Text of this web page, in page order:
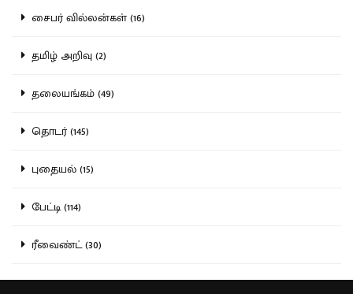
சைபர் வில்லன்கள் (16)
தமிழ் அறிவு (2)
தலையங்கம் (49)
தொடர் (145)
புதையல் (15)
பேட்டி (114)
ரீவைண்ட் (30)